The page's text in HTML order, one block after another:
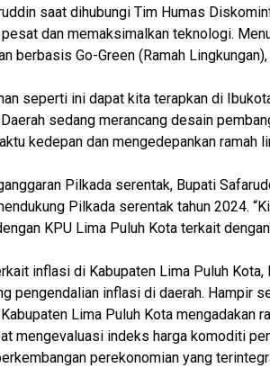
saat dihubungi Tim Humas
dan memaksimalkan teknologi.
berbasis Go-Green (Ramah
seperti ini dapat kita terapkan di
sedang merancang desain
kedepan dan mengedepankan ramah
Pilkada serentak, Bupati
Pilkada serentak tahun 2024.
KPU Lima Puluh Kota terkait
inflasi di Kabupaten Lima Puluh
pengendalian inflasi di daerah. Hampir
Lima Puluh Kota mengadakan
mengevaluasi indeks harga komoditi
perekonomian yang